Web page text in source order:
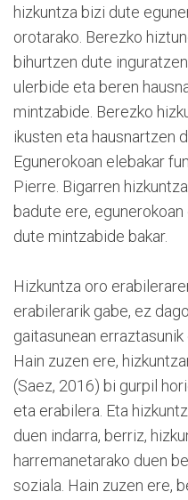
hizkuntza bizi dute
orotarako. Berezko
bihurtzen dute
ulerbide eta beren
mintzabide. Berezko
ikusten eta hausnartzen
Egunerokoan elebakar
Pierre. Bigarren
badute ere,
dute mintzabide bakar.
Hizkuntza oro
erabilerarik gabe, ez
gaitasunean
Hain zuzen ere,
(Saez, 2016) bi gurpil
eta erabilera. Eta
duen indarra, berriz,
harremanetarako duen
soziala. Hain zuzen ere,